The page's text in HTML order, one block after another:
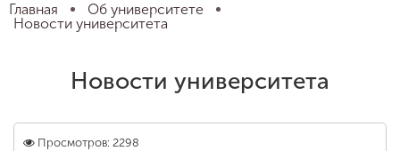
Об университете
Главная
Об университете
Новости университета
Новости университета
Просмотров: 2298